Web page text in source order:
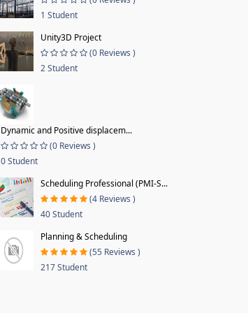
1 Student
Unity3D Project
(0 Reviews )
2 Student
Dynamic and Positive displacem...
(0 Reviews )
0 Student
Scheduling Professional (PMI-S...
(4 Reviews )
40 Student
Planning & Scheduling
(55 Reviews )
217 Student